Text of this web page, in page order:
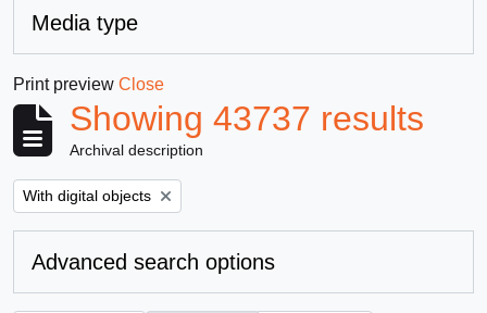
Media type
Print preview Close
Showing 43737 results
Archival description
Remove filter:
With digital objects
Advanced search options